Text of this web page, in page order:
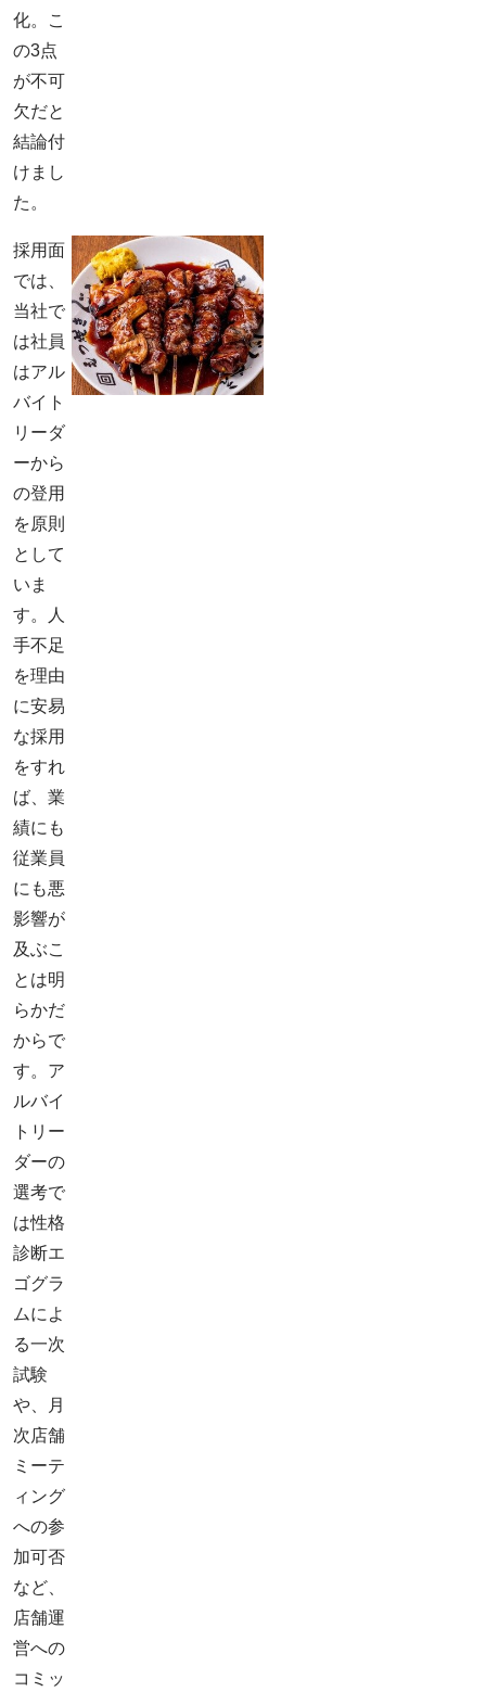
化。こ
の3点
が不可
欠だと
結論付
けまし
た。
採用面
では、
当社で
は社員
はアル
バイト
リーダ
ーから
の登用
を原則
として
いま
す。人
手不足
を理由
に安易
な採用
をすれ
ば、業
績にも
従業員
にも悪
影響が
及ぶこ
とは明
らかだ
からで
す。ア
ルバイ
トリー
ダーの
選考で
は性格
診断エ
ゴグラ
ムによ
る一次
試験
や、月
次店舗
ミーテ
ィング
への参
加可否
など、
店舗運
営への
コミッ